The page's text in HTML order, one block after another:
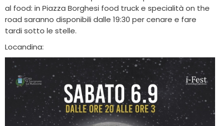
al food: in Piazza Borghesi food truck e specialità on the
road saranno disponibili dalle 19:30 per cenare e fare
tardi sotto le stelle.
Locandina: